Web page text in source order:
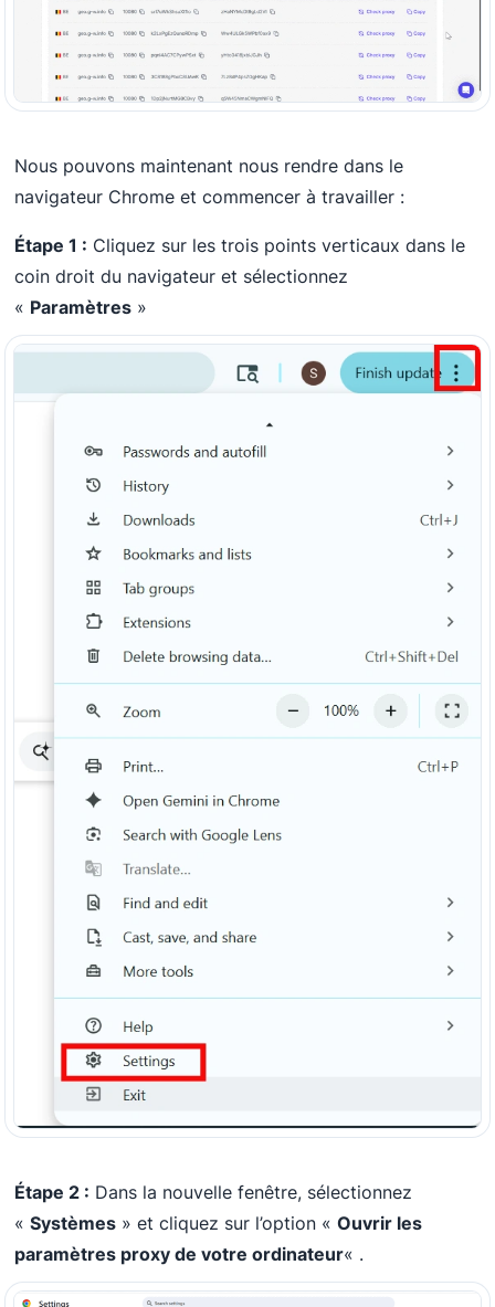
Nous pouvons maintenant nous rendre dans le
navigateur Chrome et commencer à travailler :
Étape 1 : Cliquez sur les trois points verticaux dans le
coin droit du navigateur et sélectionnez
« Paramètres »
Étape 2 : Dans la nouvelle fenêtre, sélectionnez
«Systèmes » et cliquez sur l’option «Ouvrir les
paramètres proxy de votre ordinateur« .